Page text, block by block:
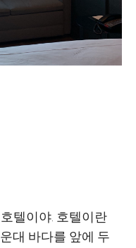
텔이야. 호텔이란
대 바다를 앞에 두